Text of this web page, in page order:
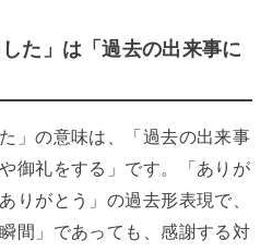
た」は「過去の出来事に
」の意味は、「過去の出来事
御礼をする」です。「ありが
りがとう」の過去形表現で、
間」であっても、感謝する対